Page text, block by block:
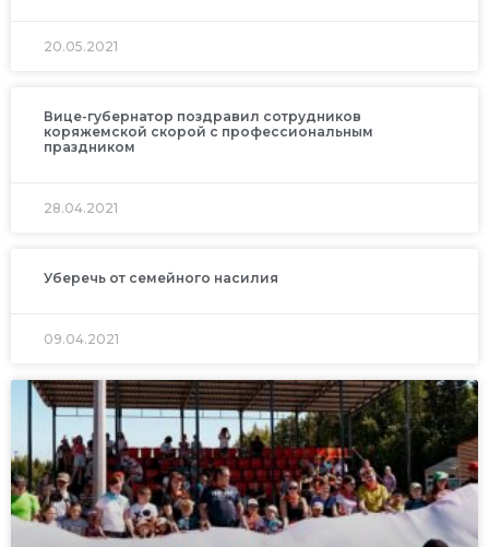
20.05.2021
Вице-губернатор поздравил сотрудников
коряжемской скорой с профессиональным
праздником
28.04.2021
Уберечь от семейного насилия
09.04.2021